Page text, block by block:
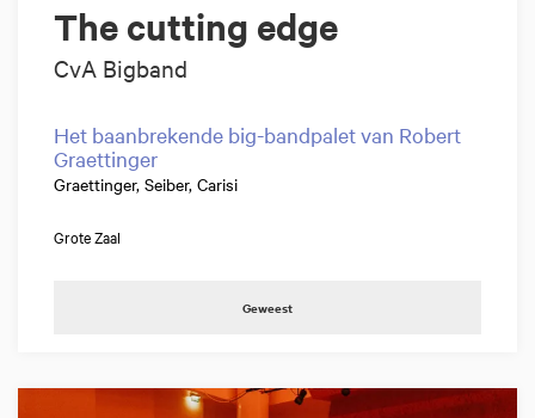
The cutting edge
CvA Bigband
Het baanbrekende big-bandpalet van Robert
Graettinger
Graettinger, Seiber, Carisi
Grote Zaal
Geweest